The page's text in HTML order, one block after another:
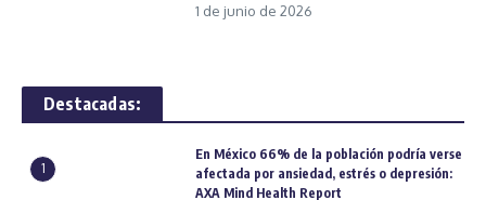
1 de junio de 2026
Destacadas:
1
En México 66% de la población podría verse
afectada por ansiedad, estrés o depresión:
AXA Mind Health Report